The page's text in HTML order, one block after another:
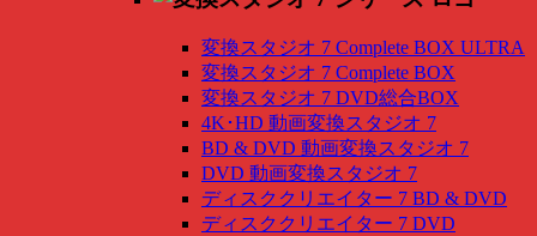
変換スタジオ 7 Complete BOX ULTRA
変換スタジオ 7 Complete BOX
変換スタジオ 7 DVD総合BOX
4K･HD 動画変換スタジオ 7
BD & DVD 動画変換スタジオ 7
DVD 動画変換スタジオ 7
ディスククリエイター 7 BD & DVD
ディスククリエイター 7 DVD